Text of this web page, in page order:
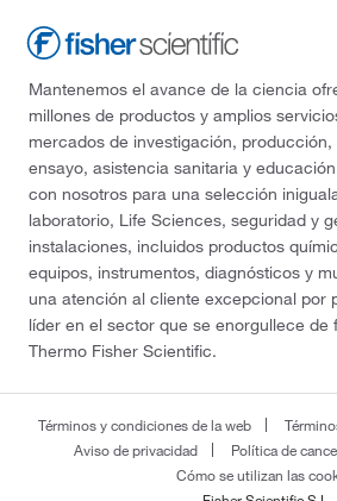
Mantenemos el avance de la ciencia
millones de productos y amplios
mercados de investigación, producción,
ensayo, asistencia sanitaria y
con nosotros para una selección
laboratorio, Life Sciences, seguridad y
instalaciones, incluidos productos
equipos, instrumentos, diagnósticos y
una atención al cliente excepcional por
líder en el sector que se enorgullece de
Thermo Fisher Scientific.
Términos y condiciones de la web
Aviso de privacidad
Política de
Cómo se utilizan las